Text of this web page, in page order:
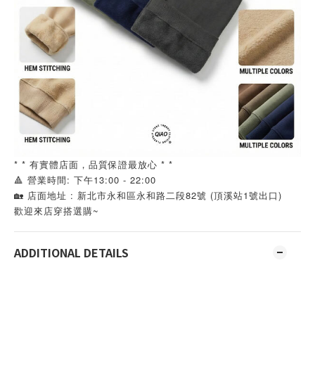
* * 有實體店面，品質保證最放心 * *
🔺 營業時間: 下午13:00 - 22:00
🏡 店面地址 : 新北市永和區永和路二段82號 (頂溪站1號出口)
歡迎來店穿搭選購~
ADDITIONAL DETAILS